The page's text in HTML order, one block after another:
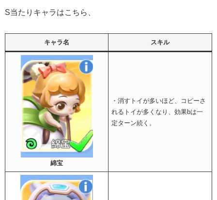
S当たりキャラはこちら、
キャラ名 スキル
綿宝
・消すトイが多いほど、コピーさ
れるトイが多くなり、効果bは一
定ターン続く。